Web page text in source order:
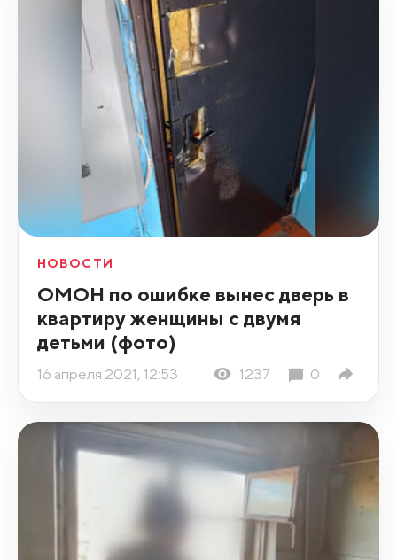
НОВОСТИ
ОМОН по ошибке вынес дверь в
квартиру женщины с двумя
детьми (фото)
16 апреля 2021, 12:53 1237 0